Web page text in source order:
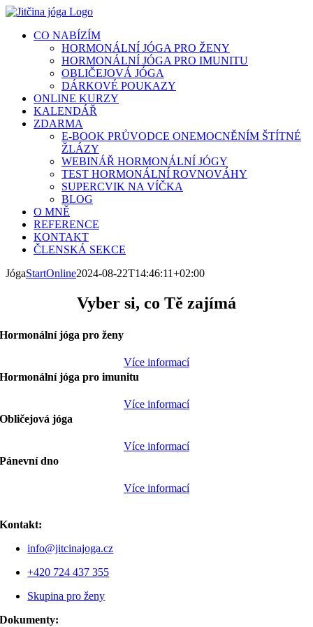
Přeskočit
obsah
CO NABÍZÍM
HORMONÁLNÍ JÓGA PRO ŽENY
HORMONÁLNÍ JÓGA PRO IMUNITU
OBLIČEJOVÁ JÓGA
DÁRKOVÉ POUKAZY
ONLINE KURZY
KALENDÁŘ
ZDARMA
E-BOOK PRŮVODCE ONEMOCNĚNÍM ŠTÍTNÉ
ŽLÁZY
WEBINÁŘ HORMONÁLNÍ JÓGY
TEST HORMONÁLNÍ ROVNOVÁHY
SUPERCVIK NA VÍČKA
BLOG
O MNĚ
REFERENCE
KONTAKT
ČLENSKÁ SEKCE
JógaStartOnline2024-08-22T14:46:11+02:00
Vyber si, co Tě zajímá
Hormonální jóga pro ženy
Více informací
Hormonální jóga pro imunitu
Více informací
Obličejová jóga
Více informací
Pánevní dno
Více informací
Kontakt:
info@jitcinajoga.cz
+420 724 437 355
Skupina pro ženy
Dokumenty: